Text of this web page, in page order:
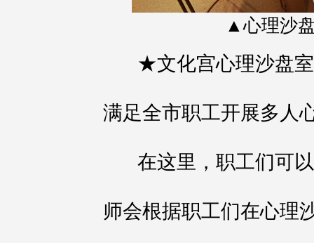
▲心理沙
★文化宫心理沙盘室
满足全市职工开展多人
在这里，职工们可以
师会根据职工们在心理